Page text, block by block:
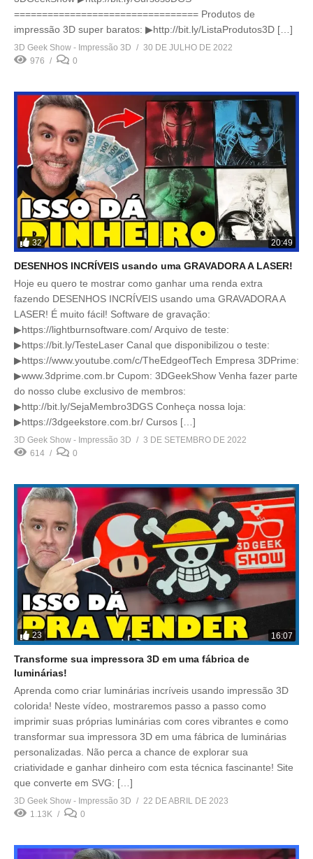
================================= Produtos de
impressão 3D super baratos: ▶http://bit.ly/ListaProdutos3D […]
3D Geek Show - Impressão 3D
30 DE JULHO DE 2022
976
0
32 20:49
DESENHOS INCRÍVEIS usando uma GRAVADORA A LASER!
Hoje eu quero te mostrar como ganhar uma renda extra
fazendo DESENHOS INCRÍVEIS usando uma GRAVADORA A
LASER! É muito fácil! Software de gravação:
▶https://lightburnsoftware.com/ Arquivo de teste:
▶https://bit.ly/TesteLaser Canal que disponibilizou o teste:
▶https://www.youtube.com/c/TheEdgeofTech Empresa 3DPrime:
▶www.3dprime.com.br Cupom: 3DGeekShow Venha fazer parte
do nosso clube exclusivo de membros:
▶http://bit.ly/SejaMembro3DGS Conheça nossa loja:
▶https://3dgeekstore.com.br/ Cursos […]
3D Geek Show - Impressão 3D
3 DE SETEMBRO DE 2022
614
0
23 16:07
Transforme sua impressora 3D em uma fábrica de
luminárias!
Aprenda como criar luminárias incríveis usando impressão 3D
colorida! Neste vídeo, mostraremos passo a passo como
imprimir suas próprias luminárias com cores vibrantes e como
transformar sua impressora 3D em uma fábrica de luminárias
personalizadas. Não perca a chance de explorar sua
criatividade e ganhar dinheiro com esta técnica fascinante! Site
que converte em SVG: […]
3D Geek Show - Impressão 3D
22 DE ABRIL DE 2023
1.13K
0